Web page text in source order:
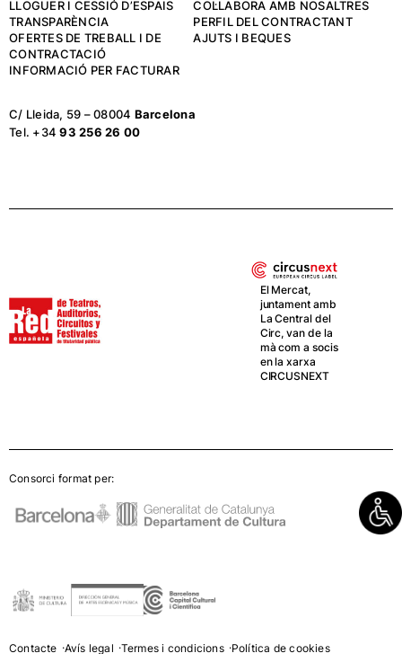
LLOGUER I CESSIÓ D’ESPAIS
COL·LABORA AMB NOSALTRES
TRANSPARÈNCIA
PERFIL DEL CONTRACTANT
OFERTES DE TREBALL I DE
CONTRACTACIÓ
AJUTS I BEQUES
INFORMACIÓ PER FACTURAR
C/ Lleida, 59 – 08004 Barcelona
Tel. +3493 256 26 00
El Mercat,
juntament amb
La Central del
Circ, van de la
mà com a socis
en la xarxa
CIRCUSNEXT
Consorci format per:
Contacte Avís legal Termes i condicions Política de cookies